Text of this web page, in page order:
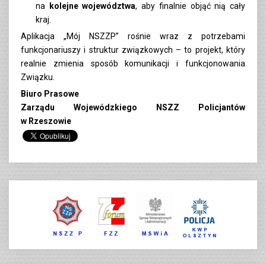
na
kolejne województwa, aby finalnie objąć nią cały
kraj.
Aplikacja „Mój NSZZP” rośnie wraz z potrzebami
funkcjonariuszy i struktur związkowych – to projekt, który
realnie zmienia sposób komunikacji i funkcjonowania
Związku.
Biuro Prasowe
Zarządu Wojewódzkiego NSZZ Policjantów
w Rzeszowie